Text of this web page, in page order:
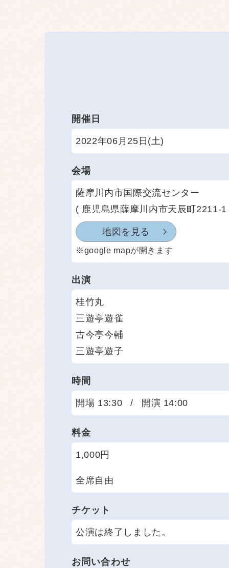
開催日
2022年06月25日(土)
会場
薩摩川内市国際交流センター
( 鹿児島県薩摩川内市天辰町2211-
地図を見る
※google mapが開きます
出演
桂竹丸
三遊亭遊雀
古今亭今輔
三遊亭遊子
時間
開場 13:30 / 開演 14:00
料金
1,000円
全席自由
チケット
公演は終了しました。
お問い合わせ